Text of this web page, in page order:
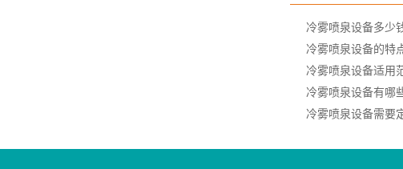
冷雾喷泉设备多少
冷雾喷泉设备的特
冷雾喷泉设备适用
冷雾喷泉设备有哪
冷雾喷泉设备需要